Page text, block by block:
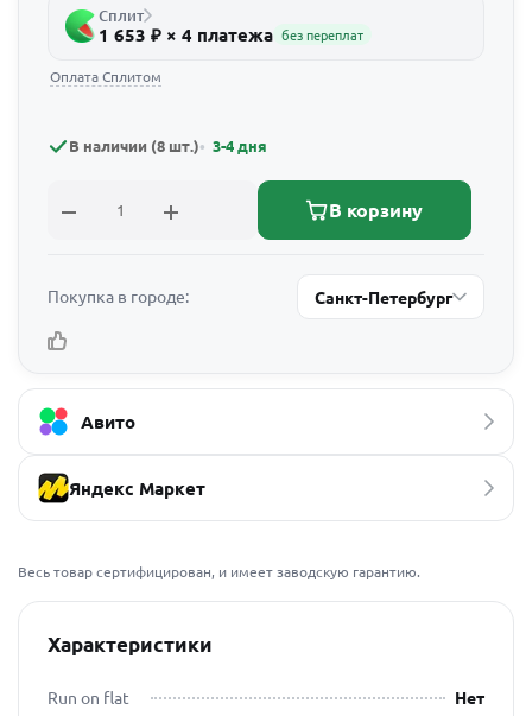
Сплит
1 653 ₽ × 4 платежа без переплат
Оплата Сплитом
В наличии (8 шт.) 3-4 дня
В корзину
Покупка в городе: Санкт-Петербург
Авито
Яндекс Маркет
Весь товар сертифицирован, и имеет заводскую гарантию.
Характеристики
Run on flat
Нет